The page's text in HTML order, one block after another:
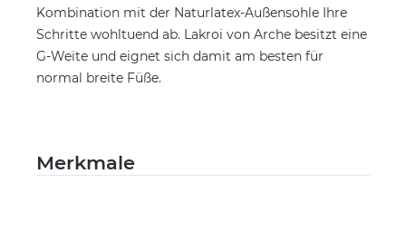
Kombination mit der Naturlatex-Außensohle Ihre
Schritte wohltuend ab. Lakroi von Arche besitzt eine
G-Weite und eignet sich damit am besten für
normal breite Füße.
Merkmale